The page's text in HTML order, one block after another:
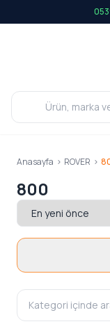
Anasayfa > ROVER >
800